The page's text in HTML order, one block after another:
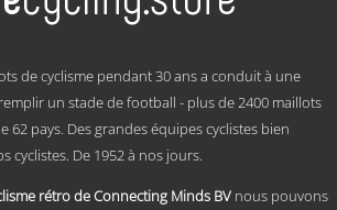
options
choisies
sur
la
page
produit
de cyclisme pendant 30 ans a conduit à une
un stade de football - plus de 2400 maillots
62 pays. Des grandes équipes cyclistes bien
cyclistes. De 1952 à nos jours.
rétro de Connecting Minds BV nous pouvons